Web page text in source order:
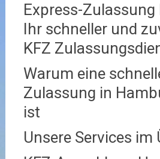
Express-
Ihr schneller und
KFZ
Warum eine
Zulassung in
ist
Unsere Services im